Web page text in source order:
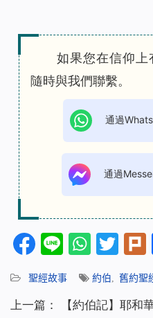
如果您在信仰
隨時與我們聯繫。
通過
通過
Facebook
Line
聖經故事 約伯 舊約聖
上一篇：
【約伯記】耶和